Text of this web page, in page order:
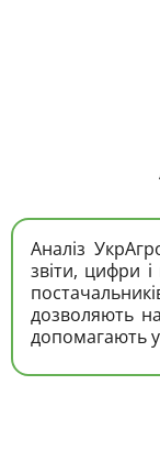
Аналіз
звіти, цифри і
дозволяють
допомагають у